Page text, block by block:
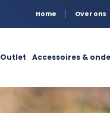
Home Over ons
Outlet Accessoires &